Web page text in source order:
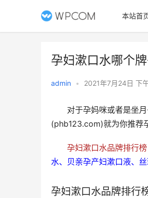
本站首
孕妇漱口水哪个
admin • 2021年7月24日 下
对于孕妈咪或者是坐月
(phb123.com)就为你推荐
孕妇漱口水品牌排行榜
水、贝亲孕产妇漱口液、
孕妇漱口水品牌排行